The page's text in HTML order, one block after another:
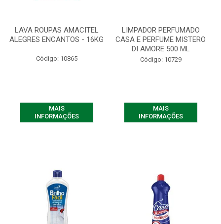
LAVA ROUPAS AMACITEL
ALEGRES ENCANTOS - 16KG
Código: 10865
MAIS
INFORMAÇÕES
LIMPADOR PERFUMADO
CASA E PERFUME MISTERO
DI AMORE 500 ML
Código: 10729
MAIS
INFORMAÇÕES